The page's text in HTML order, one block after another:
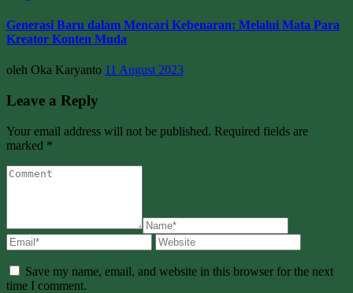
Generasi Baru dalam Mencari Kebenaran: Melalui Mata Para
Kreator Konten Muda
oleh Oka Karyanto 11 August 2023
Leave a Reply
Your email address will not be published. Required fields are
marked *
Save my name, email, and website in this browser for the next
time I comment.